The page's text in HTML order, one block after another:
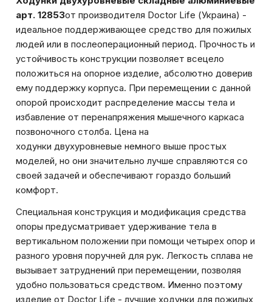
арт. 12853от производителя Doctor Life (Украина) -
идеальное поддерживающее средство для пожилых
людей или в послеоперационный период. Прочность и
устойчивость конструкции позволяет всецело
положиться на опорное изделие, абсолютно доверив
ему поддержку корпуса. При перемещении с данной
опорой происходит распределение массы тела и
избавление от перенапряжения мышечного каркаса
позвоночного столба. Цена на
ходунки двухуровневые немного выше простых
моделей, но они значительно лучше справляются со
своей задачей и обеспечивают гораздо больший
комфорт.
Специальная конструкция и модификация средства
опоры предусматривает удерживание тела в
вертикальном положении при помощи четырех опор и
разного уровня поручней для рук. Легкость сплава не
вызывает затруднений при перемещении, позволяя
удобно пользоваться средством. Именно поэтому
изделие от Doctor Life - лучшие ходунки для пожилых